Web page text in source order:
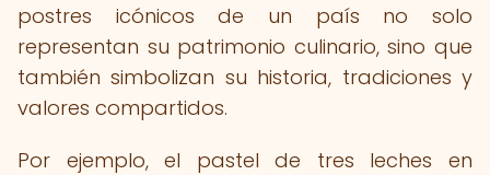
postres icónicos de un país no solo
representan su patrimonio culinario, sino que
también simbolizan su historia, tradiciones y
valores compartidos.
Por ejemplo, el pastel de tres leches en